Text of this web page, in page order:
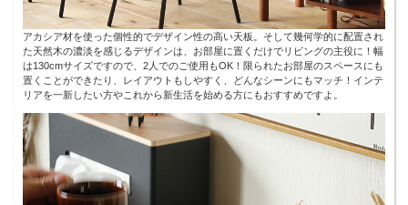
アカシア材を使った個性的でデザイン性の高い天板。そして幾何学的に配置され
た天然木の濃淡を感じるデザインは、お部屋に置くだけでリビングの主役に！幅
は130cmサイズですので、2人でのご使用もOK！限られたお部屋のスペースにも
置くことができたり、レイアウトもしやすく、どんなシーンにもマッチ！インテ
リアを一新したい方やこれから新生活を始める方にもおすすめですよ。